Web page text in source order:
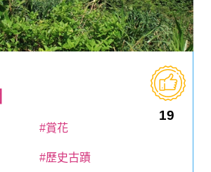
19
#賞花
#歷史古蹟